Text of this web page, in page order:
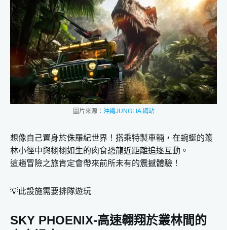
圖片來源： 沖繩JUNGLIA 網站
想像自己置身於侏羅紀世界！搭乘特製車輛，在蜿蜒的叢
林小徑中與栩栩如生的肉食恐龍近距離追逐互動。
這趟冒險之旅肯定會帶來前所未有的震撼體驗！
💡此設施需要排隊遊玩
SKY PHOENIX-高速翱翔於叢林間的